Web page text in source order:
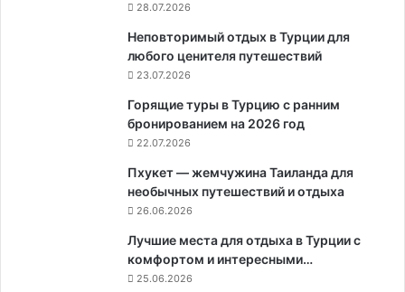
28.07.2026
Неповторимый отдых в Турции для
любого ценителя путешествий
23.07.2026
Горящие туры в Турцию с ранним
бронированием на 2026 год
22.07.2026
Пхукет — жемчужина Таиланда для
необычных путешествий и отдыха
26.06.2026
Лучшие места для отдыха в Турции с
комфортом и интересными…
25.06.2026